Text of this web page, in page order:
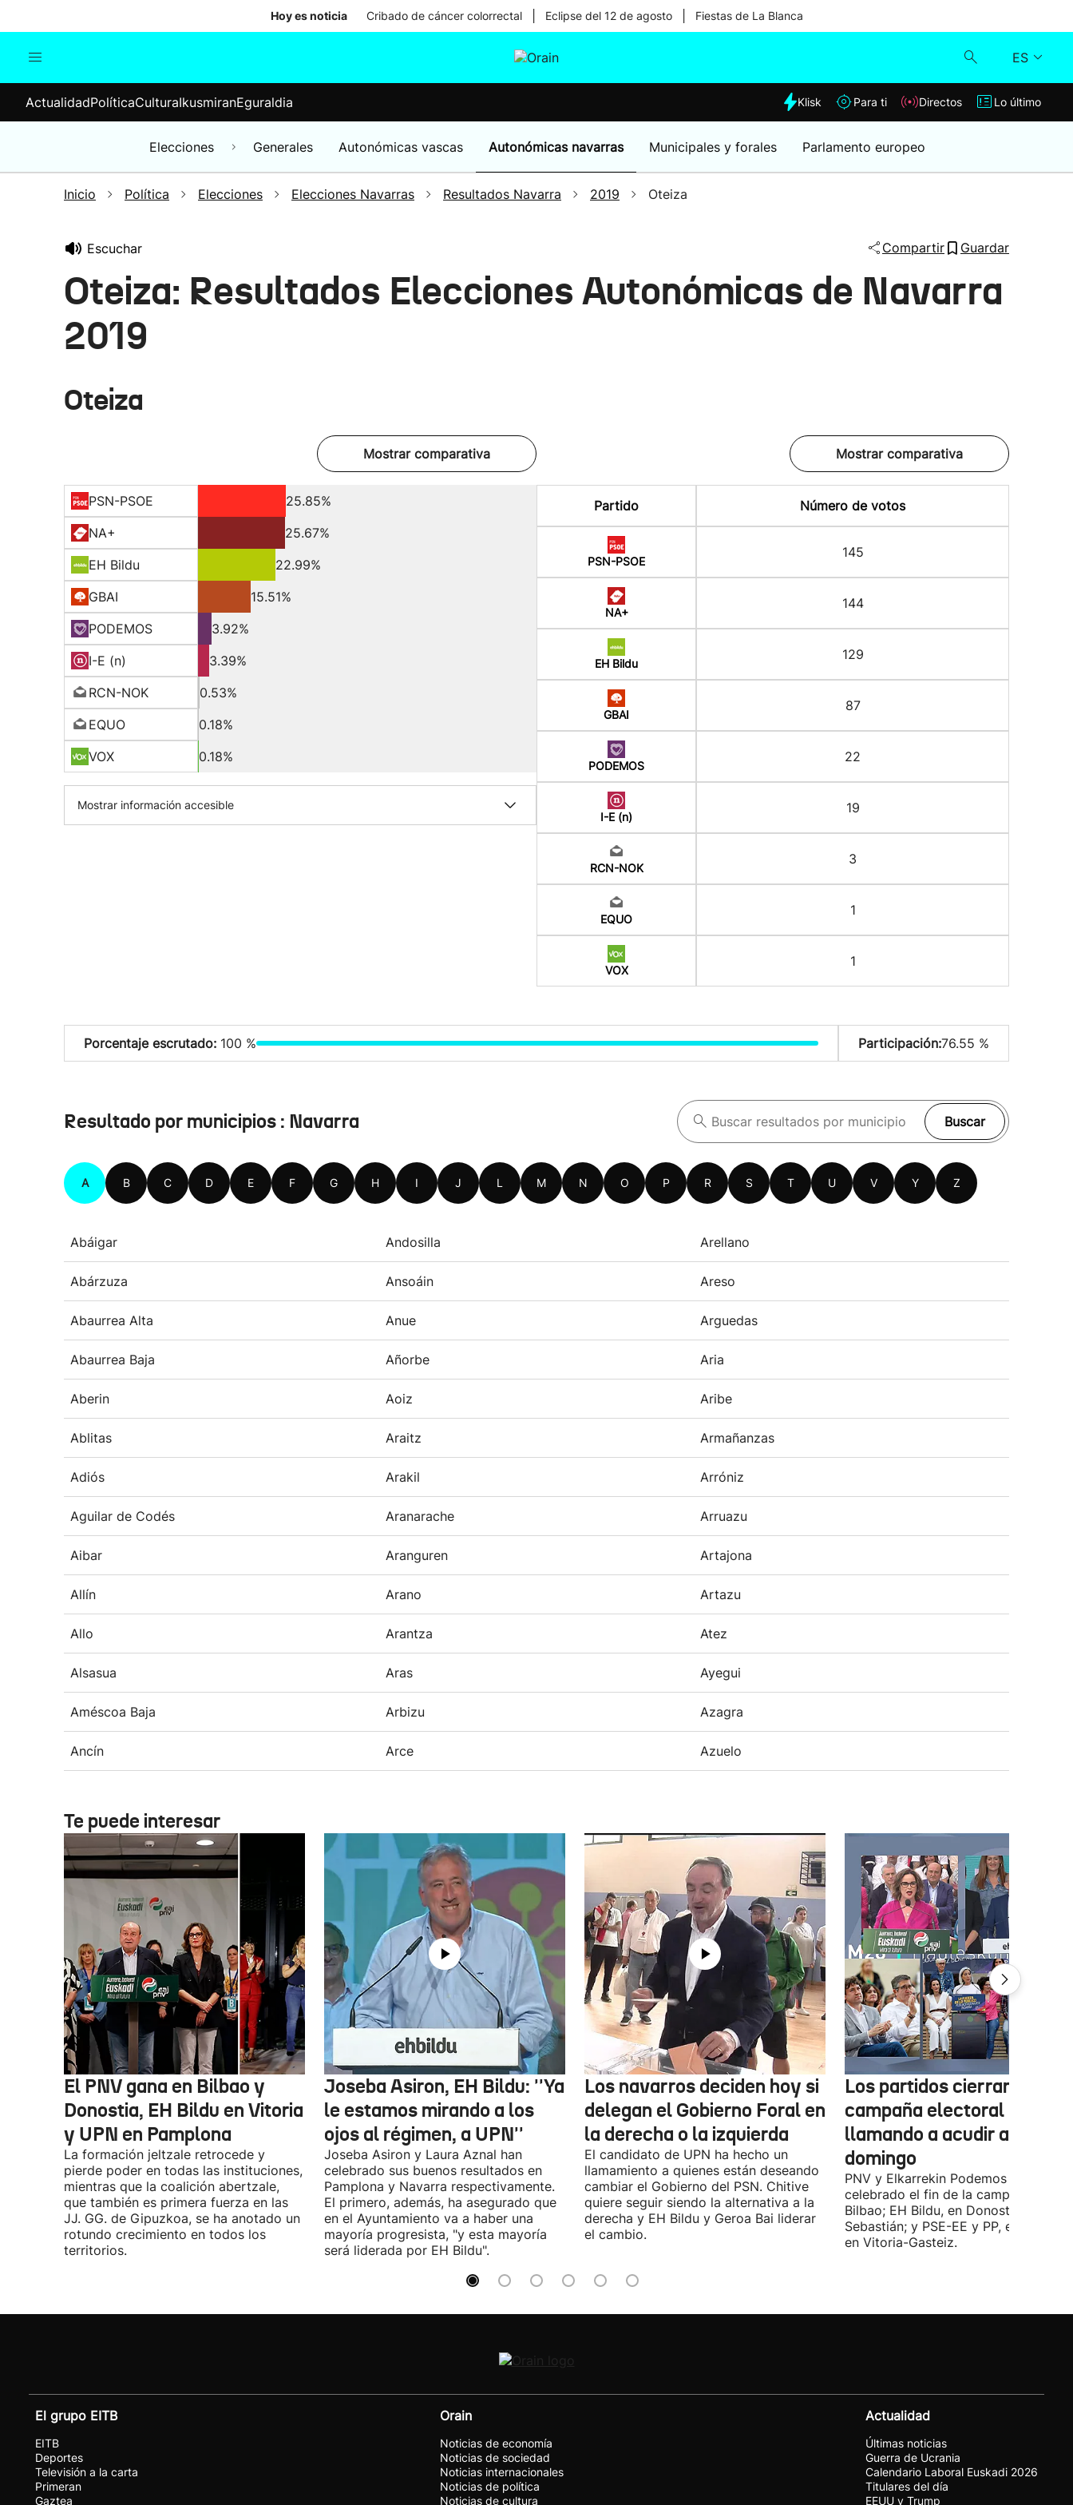
Hoy es noticia Cribado de cáncer colorrectal Eclipse del 12 de agosto Fiestas de La Blanca
ES
Elecciones
Klisk
Lo último
ActualidadPolíticaCulturaIkusmiranEguraldia Klisk Para ti Directos Lo último
Elecciones Generales Autonómicas vascas Autonómicas navarras Municipales y forales Parlamento europeo
Inicio Política Elecciones Elecciones Navarras Resultados Navarra 2019 Oteiza
Escuchar Compartir Guardar
Oteiza: Resultados Elecciones Autonómicas de Navarra
2019
Oteiza
Mostrar comparativa
PSN-PSOE
25.85%
NA+
25.67%
EH Bildu
22.99%
GBAI
15.51%
PODEMOS
3.92%
I-E (n)
3.39%
RCN-NOK
0.53%
EQUO
0.18%
VOX
0.18%
Mostrar información accesible
Mostrar comparativa
Partido Número de votos
PSN-PSOE
145
NA+
144
EH Bildu
129
GBAI
87
PODEMOS
22
I-E (n)
19
RCN-NOK
3
EQUO
1
VOX
1
Porcentaje escrutado: 100 % Participación:76.55 %
Resultado por municipios : Navarra Buscar
A B C D E F G H I J L M N O P R S T U V Y Z
Abáigar Andosilla Arellano
Abárzuza Ansoáin Areso
Abaurrea Alta Anue Arguedas
Abaurrea Baja Añorbe Aria
Aberin Aoiz Aribe
Ablitas Araitz Armañanzas
Adiós Arakil Arróniz
Aguilar de Codés Aranarache Arruazu
Aibar Aranguren Artajona
Allín Arano Artazu
Allo Arantza Atez
Alsasua Aras Ayegui
Améscoa Baja Arbizu Azagra
Ancín Arce Azuelo
Te puede interesar
El PNV gana en Bilbao y
Donostia, EH Bildu en Vitoria
y UPN en Pamplona
La formación jeltzale retrocede y
pierde poder en todas las instituciones,
mientras que la coalición abertzale,
que también es primera fuerza en las
JJ. GG. de Gipuzkoa, se ha anotado un
rotundo crecimiento en todos los
territorios.
Joseba Asiron, EH Bildu: ''Ya
le estamos mirando a los
ojos al régimen, a UPN''
Joseba Asiron y Laura Aznal han
celebrado sus buenos resultados en
Pamplona y Navarra respectivamente.
El primero, además, ha asegurado que
en el Ayuntamiento va a haber una
mayoría progresista, "y esta mayoría
será liderada por EH Bildu".
Los navarros deciden hoy si
delegan el Gobierno Foral en
la derecha o la izquierda
El candidato de UPN ha hecho un
llamamiento a quienes están deseando
cambiar el Gobierno del PSN. Chitive
quiere seguir siendo la alternativa a la
derecha y EH Bildu y Geroa Bai liderar
el cambio.
Los partidos cierran la
campaña electoral
llamando a acudir a votar
domingo
PNV y Elkarrekin Podemos han
celebrado el fin de la campaña en
Bilbao; EH Bildu, en Donostia-San
Sebastián; y PSE-EE y PP, en cambio,
en Vitoria-Gasteiz.
El grupo EITB
EITB
Deportes
Televisión a la carta
Primeran
Gaztea
Orain
Noticias de economía
Noticias de sociedad
Noticias internacionales
Noticias de política
Noticias de cultura
Actualidad
Últimas noticias
Guerra de Ucrania
Calendario Laboral Euskadi 2026
Titulares del día
EEUU y Trump